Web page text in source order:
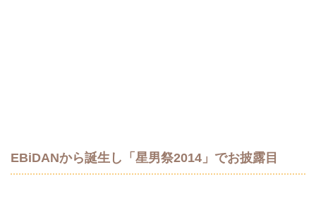
EBiDANから誕生し「星男祭2014」でお披露目